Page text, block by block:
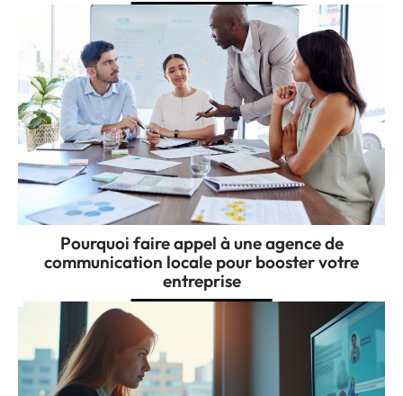
Pourquoi faire appel à une agence de
communication locale pour booster votre
entreprise